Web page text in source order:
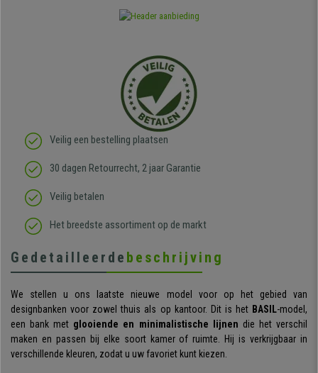
Veilig een bestelling plaatsen
30 dagen Retourrecht, 2 jaar Garantie
Veilig betalen
Het breedste assortiment op de markt
Gedetailleerde beschrijving
We stellen u ons laatste nieuwe model voor op het gebied van
designbanken voor zowel thuis als op kantoor. Dit is het BASIL-model,
een bank met glooiende en minimalistische lijnen die het verschil
maken en passen bij elke soort kamer of ruimte. Hij is verkrijgbaar in
verschillende kleuren, zodat u uw favoriet kunt kiezen.